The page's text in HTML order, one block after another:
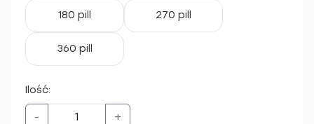
180 pill 270 pill
360 pill
Ilość:
- +